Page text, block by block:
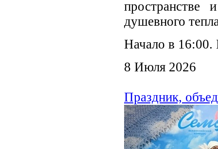
пространстве
душевного
Начало в 16:00.
8 Июля 2026
Праздник,